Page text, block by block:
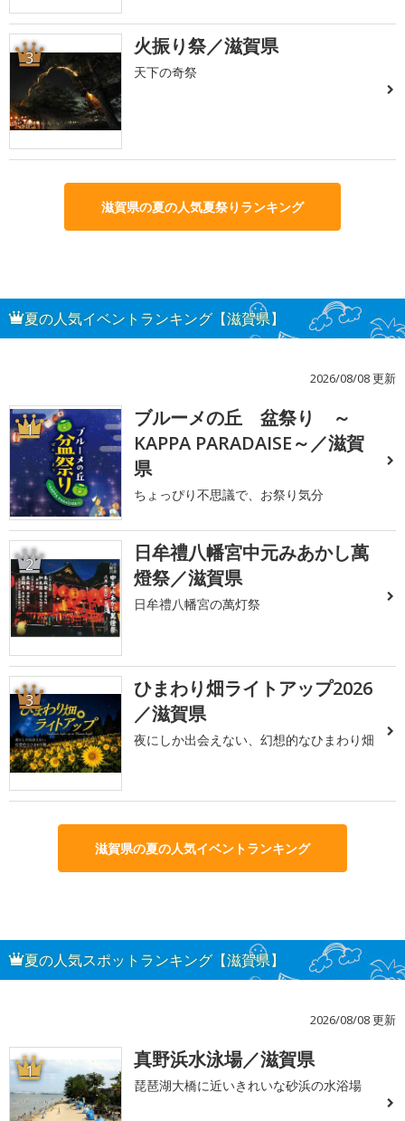
3 火振り祭／滋賀県
天下の奇祭
滋賀県の夏の人気夏祭りランキング
夏の人気イベントランキング【滋賀県】
2026/08/08 更新
1
ブルーメの丘 盆祭り ～
KAPPA PARADAISE～／滋賀
県
ちょっぴり不思議で、お祭り気分
2
日牟禮八幡宮中元みあかし萬
燈祭／滋賀県
日牟禮八幡宮の萬灯祭
3
ひまわり畑ライトアップ2026
／滋賀県
夜にしか出会えない、幻想的なひまわり畑
滋賀県の夏の人気イベントランキング
夏の人気スポットランキング【滋賀県】
2026/08/08 更新
1 真野浜水泳場／滋賀県
琵琶湖大橋に近いきれいな砂浜の水浴場